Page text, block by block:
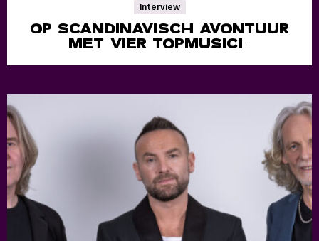
Interview
OP SCANDINAVISCH AVONTUUR
MET VIER TOPMUSICI -